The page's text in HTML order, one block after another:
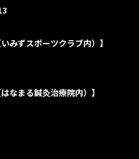
みずスポーツクラブ内）】
なまる鍼灸治療院内）】